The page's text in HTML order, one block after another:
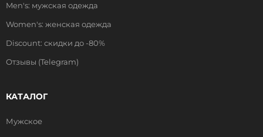
Men's: мужская одежда
Women's: женская одежда
Discount: скидки до -80%
Отзывы (Telegram)
КАТАЛОГ
Мужское